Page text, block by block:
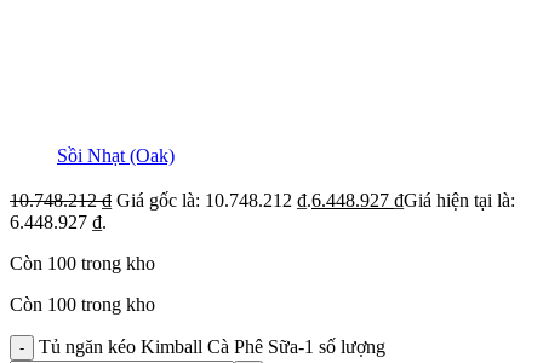
Sồi Nhạt (Oak)
10.748.212₫ Giá gốc là: 10.748.212 ₫.6.448.927 ₫Giá hiện tại là:
6.448.927 ₫.
Còn 100 trong kho
Còn 100 trong kho
Tủ ngăn kéo Kimball Cà Phê Sữa-1 số lượng